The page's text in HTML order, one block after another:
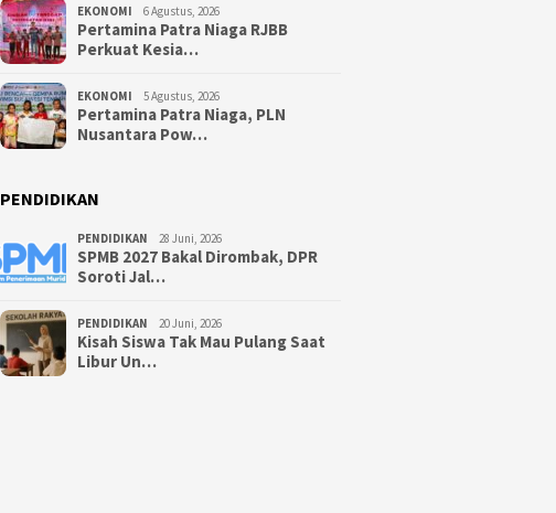
EKONOMI 6 Agustus, 2026
Pertamina Patra Niaga RJBB
Perkuat Kesia…
EKONOMI 5 Agustus, 2026
Pertamina Patra Niaga, PLN
Nusantara Pow…
PENDIDIKAN
PENDIDIKAN 28 Juni, 2026
SPMB 2027 Bakal Dirombak, DPR
Soroti Jal…
PENDIDIKAN 20 Juni, 2026
Kisah Siswa Tak Mau Pulang Saat
Libur Un…